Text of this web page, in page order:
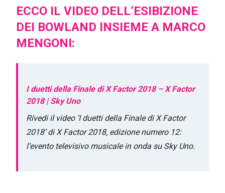
ECCO IL VIDEO DELL’ESIBIZIONE
DEI BOWLAND INSIEME A MARCO
MENGONI:
I duetti della Finale di X Factor 2018 – X Factor
2018 | Sky Uno
Rivedi il video ‘I duetti della Finale di X Factor
2018’ di X Factor 2018, edizione numero 12:
l’evento televisivo musicale in onda su Sky Uno.